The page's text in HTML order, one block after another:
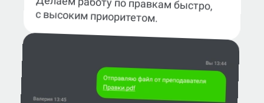
с высоким приоритетом.